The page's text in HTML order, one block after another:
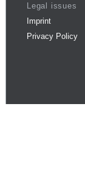
Legal issues
Imprint
Privacy Policy